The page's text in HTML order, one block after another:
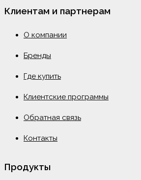
Клиентам и партнерам
О компании
Бренды
Где купить
Клиентские программы
Обратная связь
Контакты
Продукты